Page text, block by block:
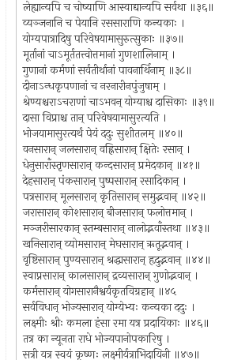
लेह्यान्यपि च चोष्याणि आस्वाद्यान्यपि सर्वथा ॥३६॥
व्यञ्जनानि च पेयानि रससाराणि कन्यकाः ।
योग्यपात्रादिषु परिवेषयामासुरुत्सुकाः ॥३७॥
मूर्तानां चाऽमूर्ततत्त्वोत्तमानां गुणशालिनाम् ।
गुणानां कर्मणां सर्वतीर्थानां पावनार्थिनाम् ॥३८॥
दीनाऽन्धकृपणानां च नरनारीनपुंजुषाम् ।
श्रेण्यश्चराऽचराणां चाऽभवन् योग्याश्च दासिकाः ॥३९॥
दासा विप्राश्च तान् परिवेषयामासुरत्यति ।
भोजयामासुरत्यर्थं पेयं ददुः सुशीतलम् ॥४०॥
वनसारान् जलसारान् वह्निसारान् क्षितेः रसान् ।
धेनुसाराँस्तृणसारान् कन्दसारान् प्रमेदकान् ॥४१॥
देहसारान् पंकसारान् पुष्पसारान् रसादिकान् ।
पत्रसारान् मूलसारान् कृतिसारान् समुद्भवान् ॥४२॥
जरासारान् कोशसारान् बीजसारान् फलोत्तमान् ।
मञ्जरीसारकान् स्तम्बसारान् नालोद्भवाँस्तथा ॥४३॥
खनिसारान् व्योमसारान् मेघसारान् ऋतूद्भवान् ।
वृष्टिसारान् पुण्यसारान् श्रद्धासारान् हृदुद्भवान् ॥४४॥
स्वाप्नसारान् कालसारान् द्रव्यसारान् गुणोद्भवान् ।
कर्मसारान् योगसारानैश्वर्यकृतविग्रहान् ॥४५
सर्वविधान् भोज्यसारान् योग्येभ्यः कन्यका ददुः ।
लक्ष्मीः श्रीः कमला हंसा रमा यत्र प्रदायिकाः ॥४६॥
तत्र का न्यूनता राधे भोज्यपानोपकारिषु ।
सत्री यत्र स्वयं कृष्णः लक्ष्मीर्यत्राभिदायिनी ॥४७॥